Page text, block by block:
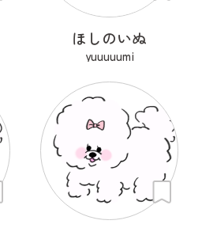
ほしのいぬ
yuuuuumi